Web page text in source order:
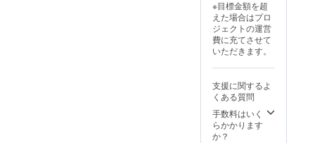
たしま
す。
その
際、
「クラ
ウド
ファン
ディン
グで支
援し
た」と
で
15,000
円相当
・クラ
ウド
ファン
グ支援
者限定
で
10,000
持ちを
込めた
メッ
セージ
と進捗
報告も
しま
す。 内
容： ・
通常打
席利用
※目標金額を超
えた場合はプロ
ジェクトの運営
費に充てさせて
いただきます。
支援に関するよ
くある質問
手数料はいく
らかかります
か？